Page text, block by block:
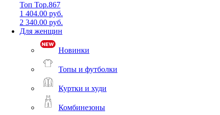
Топ Top.867
1 404.00 руб.
2 340.00 руб.
Для женщин
Новинки
Топы и футболки
Куртки и худи
Комбинезоны